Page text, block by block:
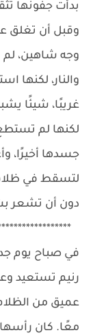
بدأت جفونها
وقبل أن تغلق
وجه شاهين،
والنار، لكنها
غريبًا، شيئًا
لكنها لم
جسدها أخيرًا،
لتسقط في
دون أن تشعر
في صباح يوم
رنيم تستعيد
عميق من
معًا. كان